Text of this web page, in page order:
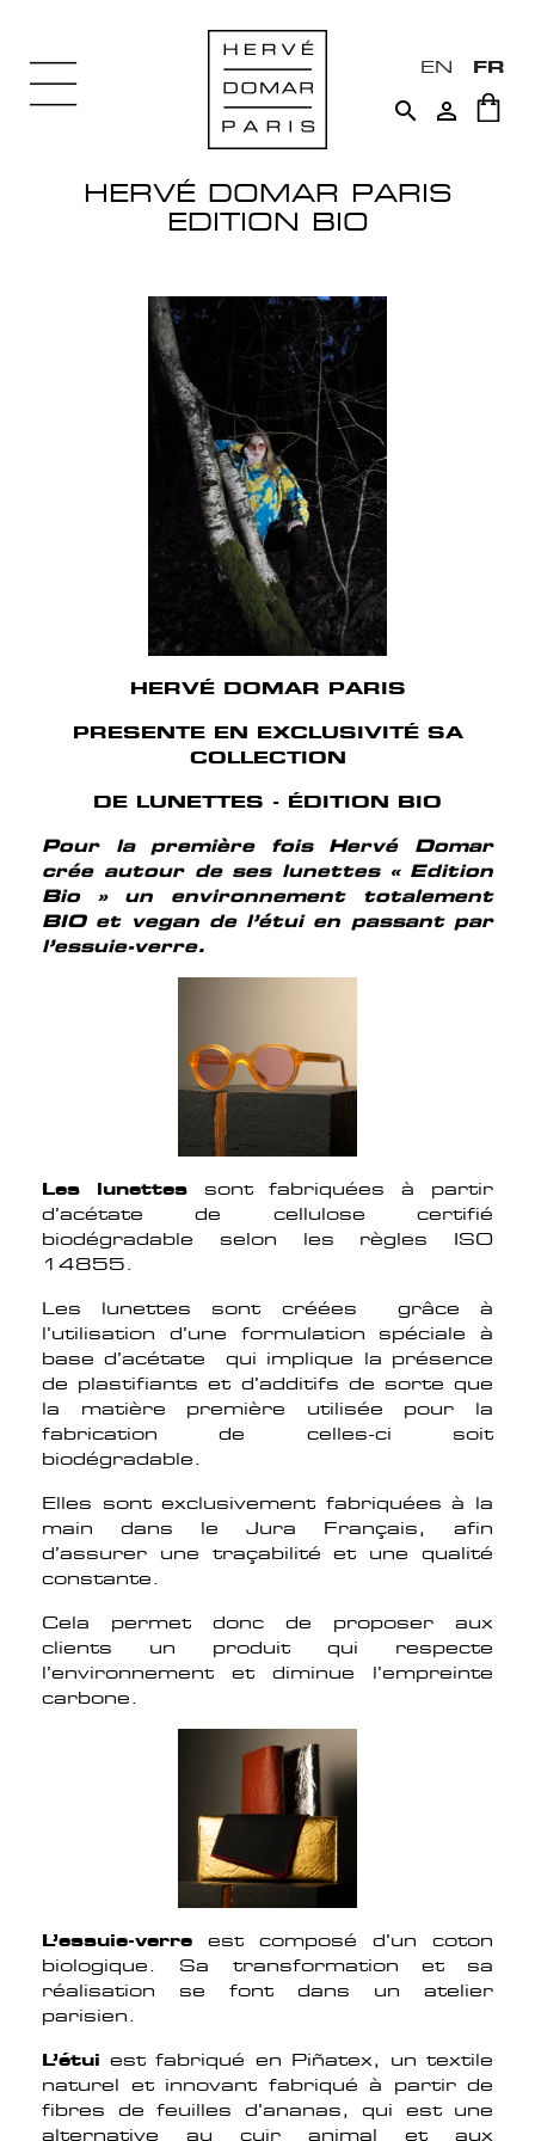
EN FR
 
HERVÉ DOMAR PARIS
EDITION BIO
HERVÉ DOMAR PARIS
PRESENTE EN EXCLUSIVITÉ SA
COLLECTION
DE LUNETTES - ÉDITION BIO
Pour la première fois Hervé Domar
crée autour de ses lunettes « Edition
Bio » un environnement totalement
BIO et vegan de l’étui en passant par
l’essuie-verre.
Les lunettessont fabriquées à partir
d’acétate de cellulose certifié
biodégradable selon les règles ISO
14855.
Les lunettes sont créées grâce à
l’utilisation d’une formulation spéciale à
base d’acétate qui implique la présence
de plastifiants et d’additifs de sorte que
la matière première utilisée pour la
fabrication de celles-ci soit
biodégradable.
Elles sont exclusivement fabriquées à la
main dans le Jura Français, afin
d’assurer une traçabilité et une qualité
constante.
Cela permet donc de proposer aux
clients un produit qui respecte
l’environnement et diminue l’empreinte
carbone.
L’essuie-verre est composé d’un coton
biologique. Sa transformation et sa
réalisation se font dans un atelier
parisien.
L’étui est fabriqué en Piñatex, un textile
naturel et innovant fabriqué à partir de
fibres de feuilles d’ananas, qui est une
alternative au cuir animal et aux